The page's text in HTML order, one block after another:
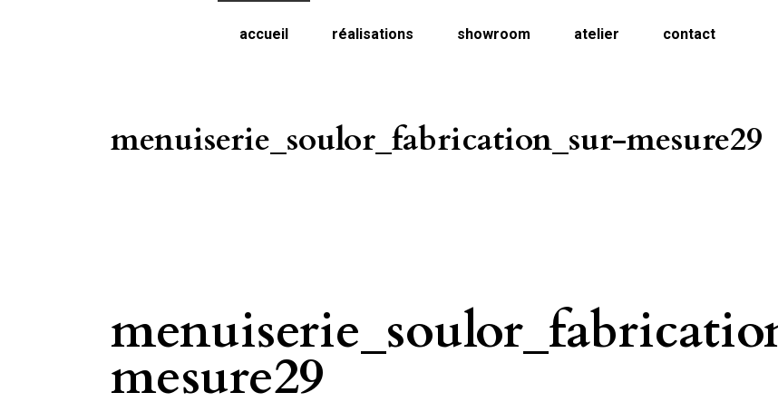
accueil réalisations showroom atelier contact
menuiserie_soulor_fabrication_sur-mesure29
mesure29